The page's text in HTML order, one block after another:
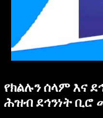
የክልሉን ሰላም እና
ሕዝብ ደኅንነት ቢሮ